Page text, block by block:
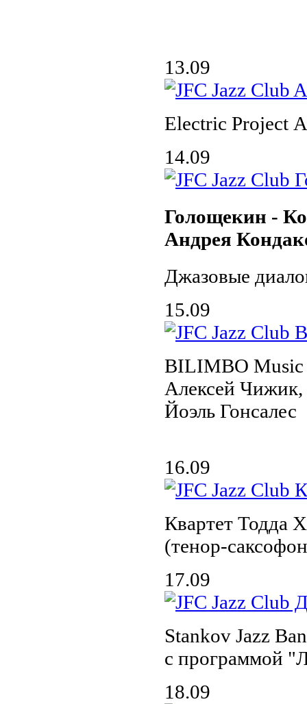
13.09
Electric Project
14.09
Голощекин -
Андрея
Джазовые
15.09
BILIMBO Music
Алексей
Йоэль Гонсалес
16.09
Квартет Тодда
(тенор-
17.09
Stankov Jazz
с программой
18.09